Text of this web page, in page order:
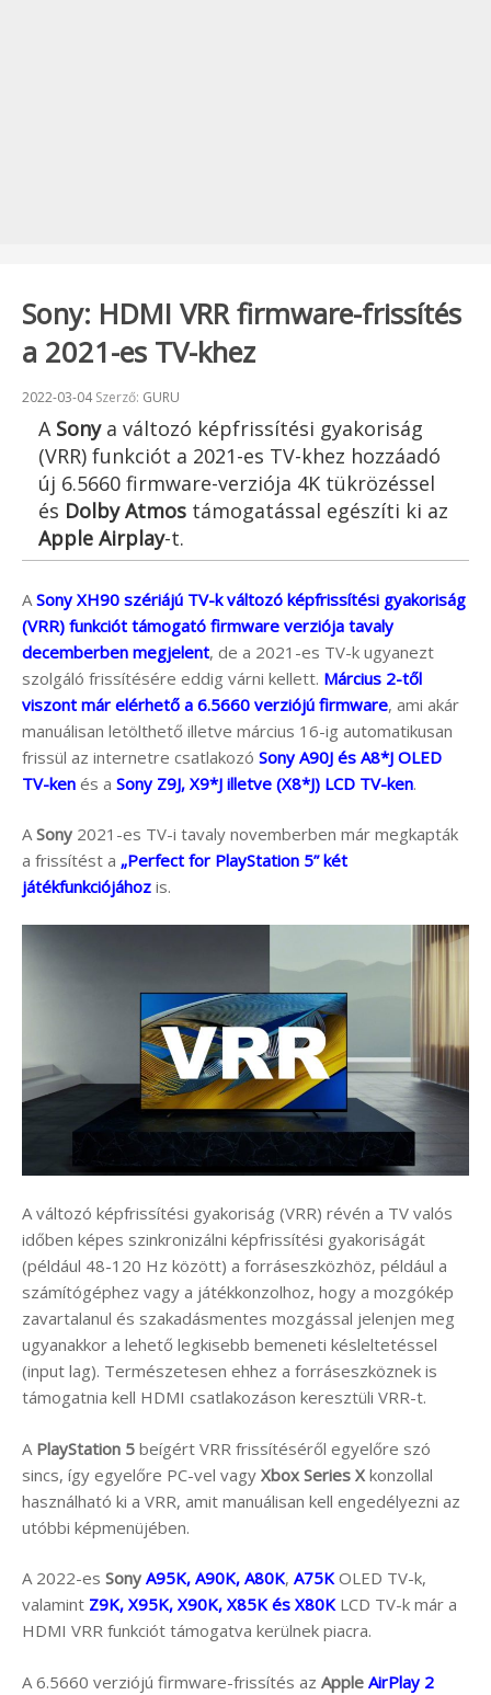
Sony: HDMI VRR firmware-frissítés
a 2021-es TV-khez
Beküldve:
2022-03-04Szerző: GURU
A Sonya változó képfrissítési gyakoriság
(VRR) funkciót a 2021-es TV-khez hozzáadó
új 6.5660 firmware-verziója 4K tükrözéssel
és Dolby Atmos támogatással egészíti ki az
Apple Airplay-t.
A Sony XH90 szériájú TV-k változó képfrissítési gyakoriság
(VRR) funkciót támogató firmware verziója tavaly
decemberben megjelent, de a 2021-es TV-k ugyanezt
szolgáló frissítésére eddig várni kellett. Március 2-től
viszont már elérhető a 6.5660 verziójú firmware, ami akár
manuálisan letölthető illetve március 16-ig automatikusan
frissül az internetre csatlakozó Sony A90J és A8*J OLED
TV-ken és a Sony Z9J, X9*J illetve (X8*J) LCD TV-ken.
ASony 2021-es TV-i tavaly novemberben már megkapták
a frissítést a „Perfect for PlayStation 5” két
játékfunkciójához is.
A változó képfrissítési gyakoriság (VRR) révén a TV valós
időben képes szinkronizálni képfrissítési gyakoriságát
(például 48-120 Hz között) a forráseszközhöz, például a
számítógéphez vagy a játékkonzolhoz, hogy a mozgókép
zavartalanul és szakadásmentes mozgással jelenjen meg
ugyanakkor a lehető legkisebb bemeneti késleltetéssel
(input lag). Természetesen ehhez a forráseszköznek is
támogatnia kell HDMI csatlakozáson keresztüli VRR-t.
A PlayStation 5 beígért VRR frissítéséről egyelőre szó
sincs, így egyelőre PC-vel vagy Xbox Series X konzollal
használható ki a VRR, amit manuálisan kell engedélyezni az
utóbbi képmenüjében.
A 2022-es Sony A95K, A90K, A80K, A75KOLED TV-k,
valamint Z9K, X95K, X90K, X85K és X80KLCD TV-k már a
HDMI VRR funkciót támogatva kerülnek piacra.
A 6.5660 verziójú firmware-frissítés az Apple AirPlay 2